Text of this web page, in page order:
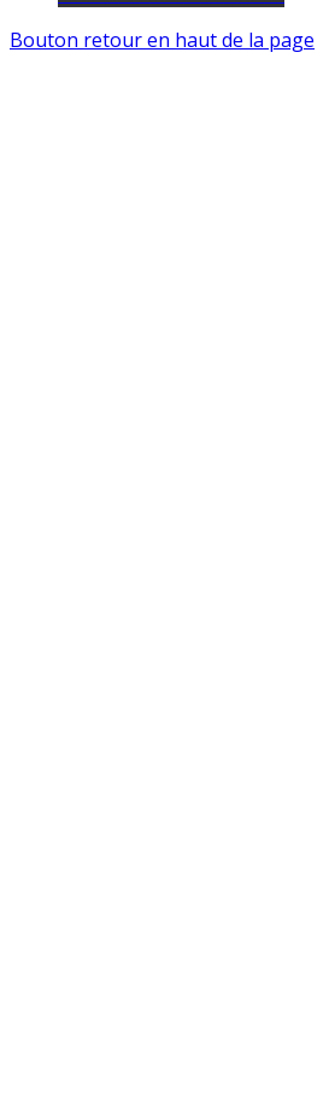
Bouton retour en haut de la page